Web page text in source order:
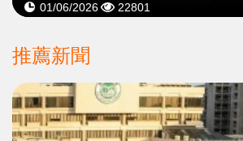
01/06/2026 22801
推薦新聞